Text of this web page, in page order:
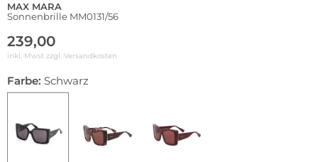
MAX MARA
Sonnenbrille MM0131/56
239,00
inkl. Mwst zzgl. Versandkosten
Farbe: Schwarz